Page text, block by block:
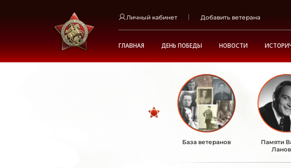
Личный кабинет Добавить ветерана
ГЛАВНАЯ ДЕНЬ ПОБЕДЫ НОВОСТИ
База ветеранов
Памяти